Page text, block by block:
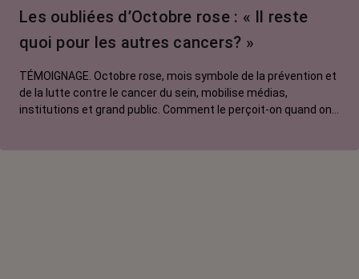
Les oubliées d’Octobre rose : « Il reste
quoi pour les autres cancers? »
TÉMOIGNAGE. Octobre rose, mois symbole de la prévention et
de la lutte contre le cancer du sein, mobilise médias,
institutions et grand public. Comment le perçoit-on quand on